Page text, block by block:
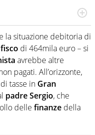
Sport segue anche
che esalta competenze e
di HaBaWaBa, il più
bambini al mondo
la situazione debitoria di
fisco di 464mila euro – si
avrebbe altre
pagati. All’orizzonte,
tasse in Gran
padre Sergio, che
delle finanze della